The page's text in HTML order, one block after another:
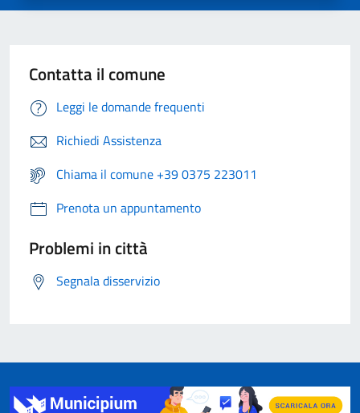
Contatta il comune
Leggi le domande frequenti
Richiedi Assistenza
Chiama il comune +39 0375 223011
Prenota un appuntamento
Problemi in città
Segnala disservizio